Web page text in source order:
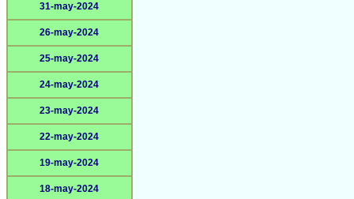
31-may-2024
26-may-2024
25-may-2024
24-may-2024
23-may-2024
22-may-2024
19-may-2024
18-may-2024